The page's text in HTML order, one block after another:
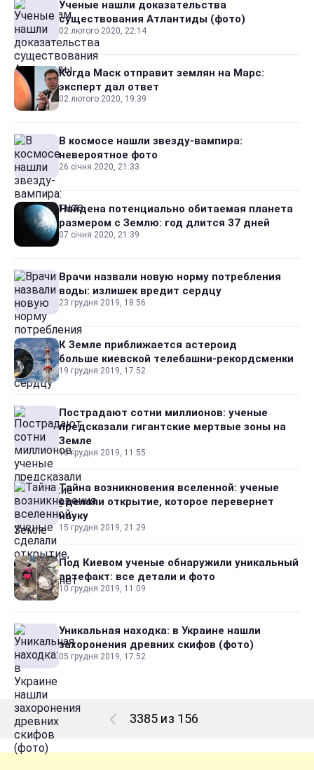
Ученые нашли доказательства
существования Атлантиды (фото)
02 лютого 2020, 22:14
Когда Маск отправит землян на Марс:
эксперт дал ответ
02 лютого 2020, 19:39
В космосе нашли звезду-вампира:
невероятное фото
26 січня 2020, 21:33
Найдена потенциально обитаемая планета
размером с Землю: год длится 37 дней
07 січня 2020, 21:39
Врачи назвали новую норму потребления
воды: излишек вредит сердцу
23 грудня 2019, 18:56
К Земле приближается астероид
больше киевской телебашни-рекордсменки
19 грудня 2019, 17:52
Пострадают сотни миллионов: ученые
предсказали гигантские мертвые зоны на
Земле
16 грудня 2019, 11:55
Тайна возникновения вселенной: ученые
сделали открытие, которое перевернет
науку
15 грудня 2019, 21:29
Под Киевом ученые обнаружили уникальный
артефакт: все детали и фото
10 грудня 2019, 11:09
Уникальная находка: в Украине нашли
захоронения древних скифов (фото)
05 грудня 2019, 17:52
3385 из 156